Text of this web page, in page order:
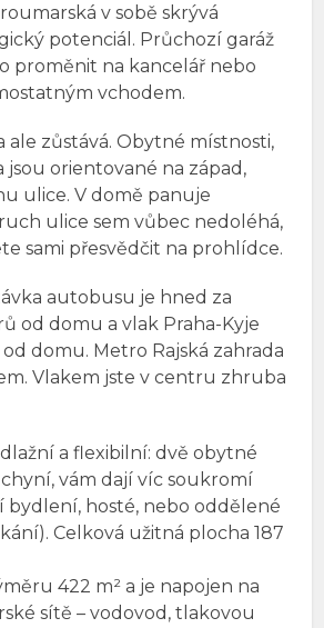
v sobě skrývá
potenciál. Průchozí garáž
proměnit na kancelář nebo
vchodem.
ale zůstává. Obytné místnosti,
jsou orientované na západ,
ulice. V domě panuje
ulice sem vůbec nedoléhá,
sami přesvědčit na prohlídce.
autobusu je hned za
od domu a vlak Praha-Kyje
domu. Metro Rajská zahrada
Vlakem jste v centru zhruba
a flexibilní: dvě obytné
vám dají víc soukromí
bydlení, hosté, nebo oddělené
Celková užitná plocha 187
422 m² a je napojen na
sítě – vodovod, tlakovou